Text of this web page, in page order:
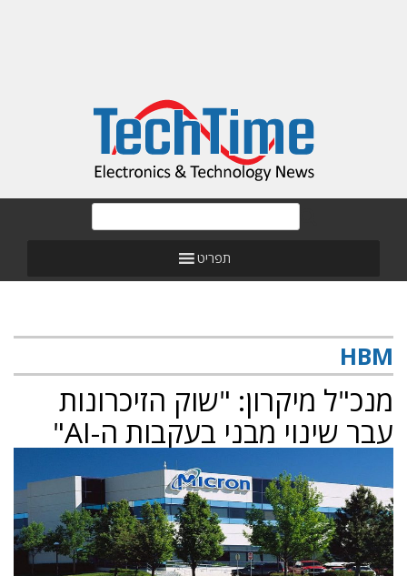
תפריט
HBM
מנכ"ל מיקרון: "שוק הזיכרונות
עבר שינוי מבני בעקבות ה-AI"